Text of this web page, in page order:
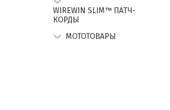
WIREWIN SLIM™ ПАТЧ-
КОРДЫ
МОТОТОВАРЫ